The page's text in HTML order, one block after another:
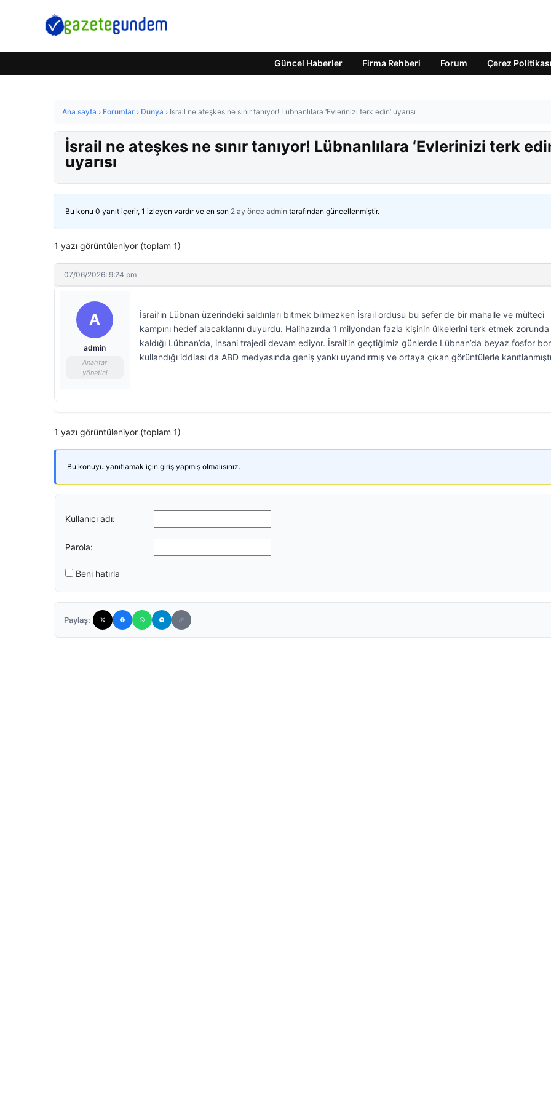
Güncel Haberler Firma Rehberi Forum Çerez Politikası
Ana sayfa › Forumlar › Dünya › İsrail ne ateşkes ne sınır tanıyor! Lübnanlılara ‘Evlerinizi terk edin’ uyarısı
İsrail ne ateşkes ne sınır tanıyor! Lübnanlılara ‘Evlerinizi terk
uyarısı
Bu konu 0 yanıt içerir, 1 izleyen vardır ve en son 2 ay önce admin tarafından güncellenmiştir.
1 yazı görüntüleniyor (toplam 1)
07/06/2026: 9:24 pm
A
admin
Anahtar
yönetici
İsrail’in Lübnan üzerindeki saldırıları bitmek bilmezken İsrail ordusu bu sefer de bir mahalle ve mülteci
kampını hedef alacaklarını duyurdu. Halihazırda 1 milyondan fazla kişinin ülkelerini terk etmek zorunda
kaldığı Lübnan’da, insani trajedi devam ediyor. İsrail’in geçtiğimiz günlerde Lübnan’da beyaz fosfor
kullandığı iddiası da ABD medyasında geniş yankı uyandırmış ve ortaya çıkan görüntülerle
1 yazı görüntüleniyor (toplam 1)
Bu konuyu yanıtlamak için giriş yapmış olmalısınız.
Kullanıcı adı:
Parola:
Beni hatırla
Paylaş: